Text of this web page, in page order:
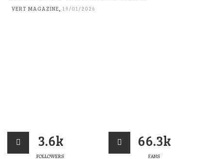
VERT MAGAZINE, 19/01/2026
3.6k
FOLLOWERS
66.3k
FANS